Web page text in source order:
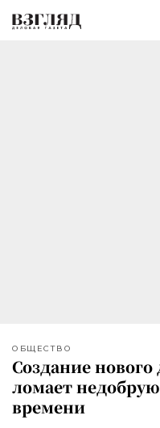
ОБЩЕСТВО
Создание нового
ломает
времени